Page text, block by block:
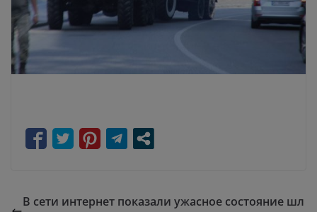
В сети интернет показали ужасное состояние шл